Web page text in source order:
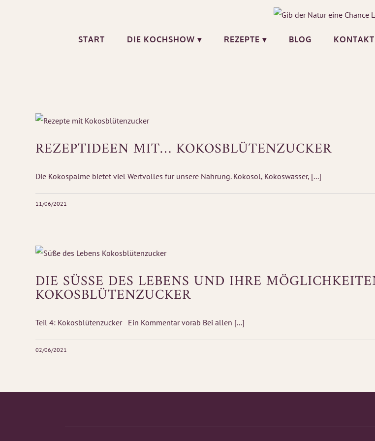
START DIE KOCHSHOW ▾ REZEPTE ▾ BLOG KONTAKT
REZEPTIDEEN MIT… KOKOSBLÜTENZUCKER
Die Kokospalme bietet viel Wertvolles für unsere Nahrung. Kokosöl, Kokoswasser, [...]
11/06/2021
DIE SÜSSE DES LEBENS UND IHRE
OKOSBLÜTENZUCKER
Teil 4: Kokosblütenzucker Ein Kommentar vorab Bei allen [...]
02/06/2021